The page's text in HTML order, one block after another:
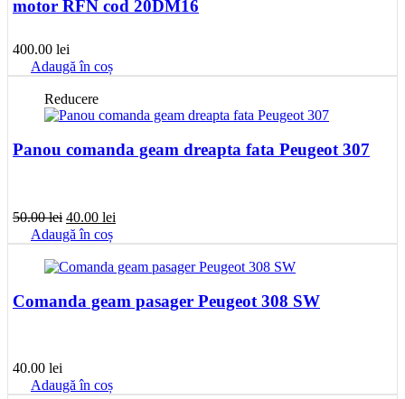
motor RFN cod 20DM16
400.00 lei
Adaugă în coș
Reducere
Panou comanda geam dreapta fata Peugeot 307
50.00lei Prețul
inițial
a
fost:
40.00 lei
este:
40.00 lei.
Adaugă în coș
Comanda geam pasager Peugeot 308 SW
40.00 lei
Adaugă în coș